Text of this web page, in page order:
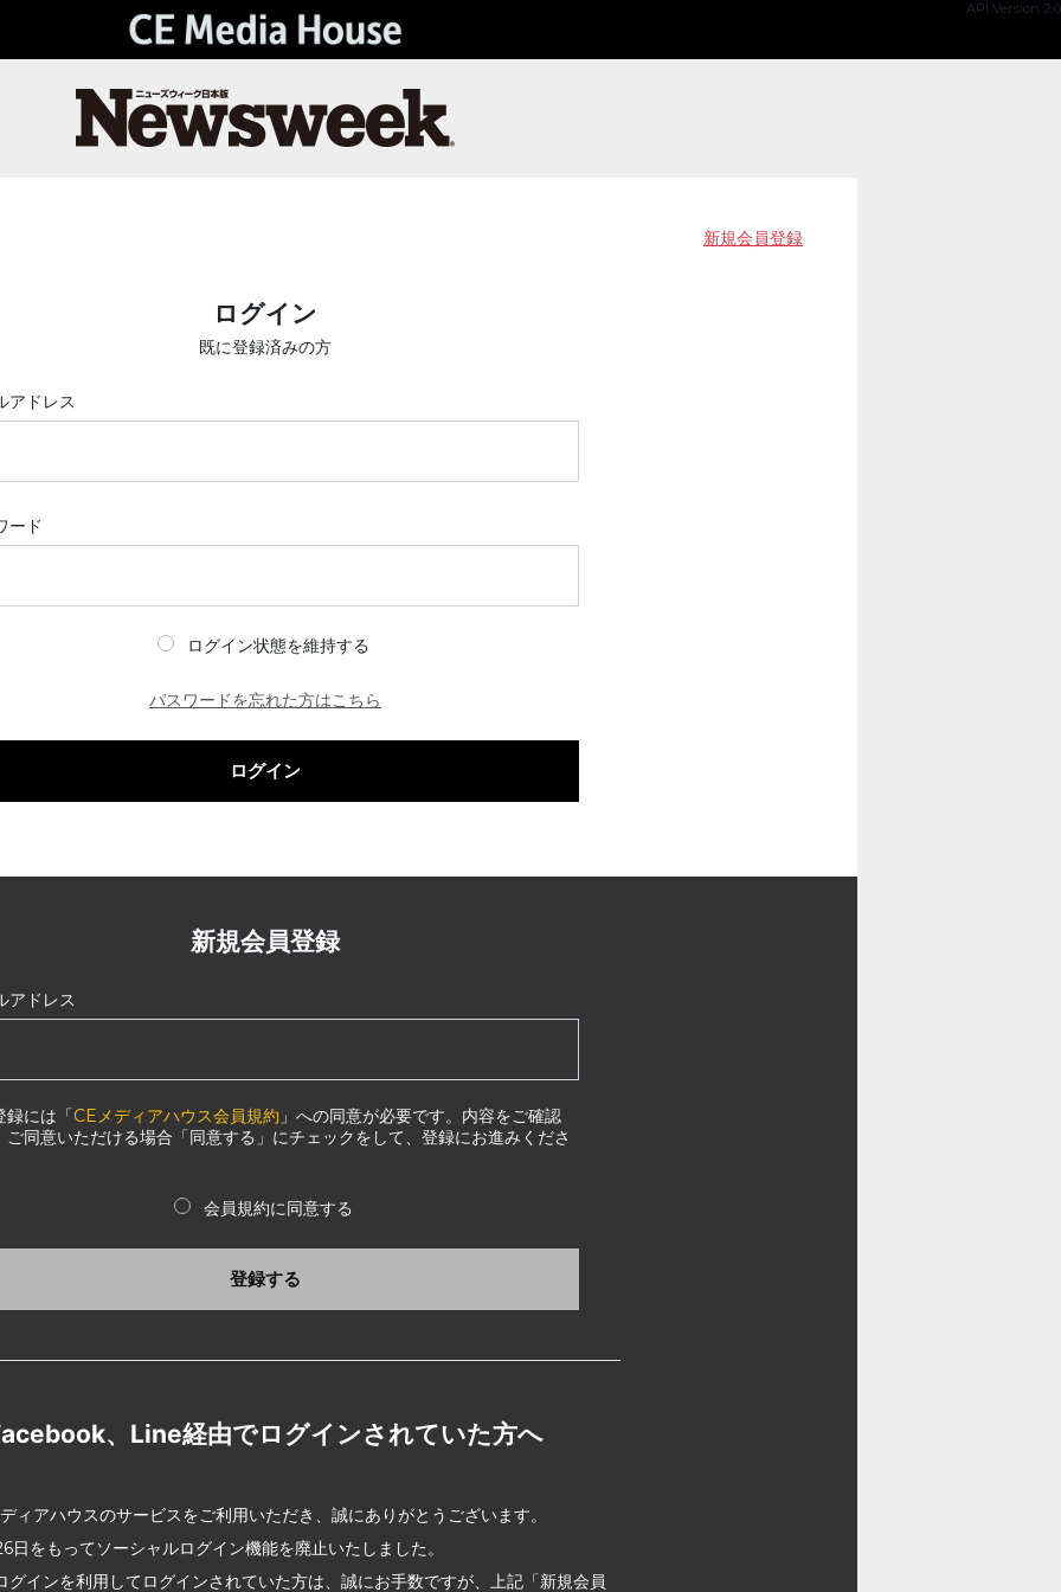
API Version 2.0
新規会員登録
ログイン
既に登録済みの方
アドレス
ード
ログイン状態を維持する
パスワードを忘れた方はこちら
ログイン
新規会員登録
アドレス
録には「CEメディアハウス会員規約 」への同意が必要です。内容をご確認
ご同意いただける場合「同意する」にチェックをして、登録にお進みくださ
会員規約に同意する
登録する
、Line経由でログインされていた方へ
ィアハウスのサービスをご利用いただき、誠にありがとうございます。
日をもってソーシャルログイン機能を廃止いたしました。
グインを利用してログインされていた方は、誠にお手数ですが、上記「新規会員